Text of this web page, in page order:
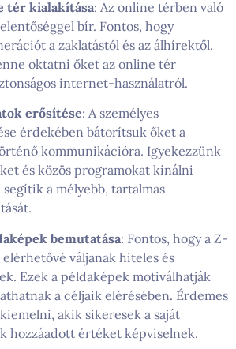
tér kialakítása: Az online térben való
bír. Fontos, hogy
a zaklatástól és az álhírektől.
oktatni őket az online tér
internet-használatról.
erősítése: A személyes
érdekében bátorítsuk őket a
kommunikációra. Igyekezzünk
és közös programokat kínálni
segítik a mélyebb, tartalmas
bemutatása: Fontos, hogy a Z-
váljanak hiteles és
Ezek a példaképek motiválhatják
a céljaik elérésében. Érdemes
akik sikeresek a saját
hozzáadott értéket képviselnek.